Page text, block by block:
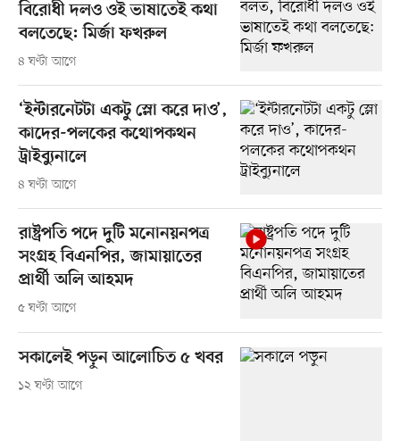
বিরোধী দলও ওই ভাষাতেই কথা
বলতেছে: মির্জা ফখরুল
৪ ঘণ্টা আগে
‘ইন্টারনেটটা একটু স্লো করে দাও’,
কাদের-পলকের কথোপকথন
ট্রাইব্যুনালে
৪ ঘণ্টা আগে
রাষ্ট্রপতি পদে দুটি মনোনয়নপত্র
সংগ্রহ বিএনপির, জামায়াতের
প্রার্থী অলি আহমদ
৫ ঘণ্টা আগে
সকালেই পড়ুন আলোচিত ৫ খবর
১২ ঘণ্টা আগে